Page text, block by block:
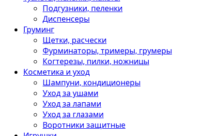
Подгузники, пеленки
Диспенсеры
Груминг
Щетки, расчески
Фурминаторы, тримеры, грумеры
Когтерезы, пилки, ножницы
Косметика и уход
Шампуни, кондиционеры
Уход за ушами
Уход за лапами
Уход за глазами
Воротники защитные